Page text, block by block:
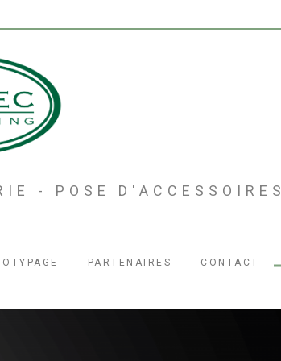
- POSE D'ACCESSOIRES
PARTENAIRES CONTACT